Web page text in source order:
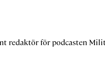
redaktör för podcasten